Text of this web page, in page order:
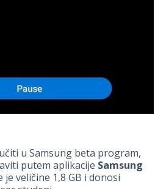
u Samsung beta program,
putem aplikacije Samsung
je veličine 1,8 GB i donosi